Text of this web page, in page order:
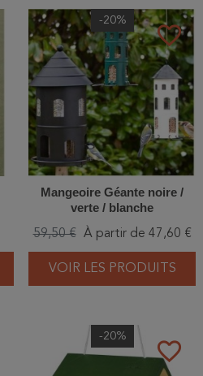
favorite_border
-20%
Mangeoire Géante noire /
verte / blanche
59,50 € À partir de 47,60 €
VOIR LES PRODUITS
favorite_border
-20%